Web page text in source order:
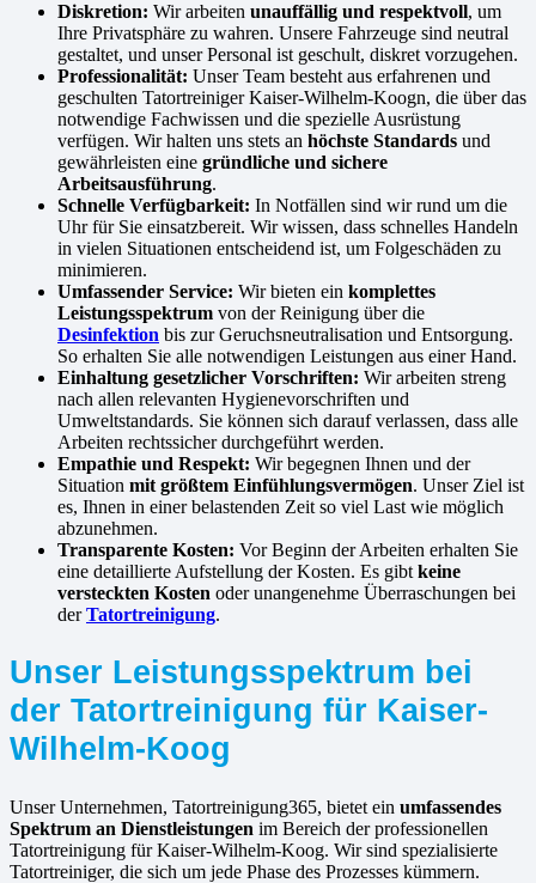
Diskretion: Wir arbeiten unauffällig und respektvoll, um
Ihre Privatsphäre zu wahren. Unsere Fahrzeuge sind neutral
gestaltet, und unser Personal ist geschult, diskret vorzugehen.
Professionalität: Unser Team besteht aus erfahrenen und
geschulten Tatortreiniger Kaiser-Wilhelm-Koogn, die über das
notwendige Fachwissen und die spezielle Ausrüstung
verfügen. Wir halten uns stets an höchste Standards und
gewährleisten eine gründliche und sichere
Arbeitsausführung.
Schnelle Verfügbarkeit: In Notfällen sind wir rund um die
Uhr für Sie einsatzbereit. Wir wissen, dass schnelles Handeln
in vielen Situationen entscheidend ist, um Folgeschäden zu
minimieren.
Umfassender Service: Wir bieten ein komplettes
Leistungsspektrum von der Reinigung über die
Desinfektion bis zur Geruchsneutralisation und Entsorgung.
So erhalten Sie alle notwendigen Leistungen aus einer Hand.
Einhaltung gesetzlicher Vorschriften: Wir arbeiten streng
nach allen relevanten Hygienevorschriften und
Umweltstandards. Sie können sich darauf verlassen, dass alle
Arbeiten rechtssicher durchgeführt werden.
Empathie und Respekt: Wir begegnen Ihnen und der
Situation mit größtem Einfühlungsvermögen. Unser Ziel ist
es, Ihnen in einer belastenden Zeit so viel Last wie möglich
abzunehmen.
Transparente Kosten: Vor Beginn der Arbeiten erhalten Sie
eine detaillierte Aufstellung der Kosten. Es gibt keine
versteckten Kosten oder unangenehme Überraschungen bei
derTatortreinigung.
Unser Leistungsspektrum bei
der Tatortreinigung für Kaiser-
Wilhelm-Koog
Unser Unternehmen, Tatortreinigung365, bietet ein umfassendes
Spektrum an Dienstleistungen im Bereich der professionellen
Tatortreinigung für Kaiser-Wilhelm-Koog. Wir sind spezialisierte
Tatortreiniger, die sich um jede Phase des Prozesses kümmern.